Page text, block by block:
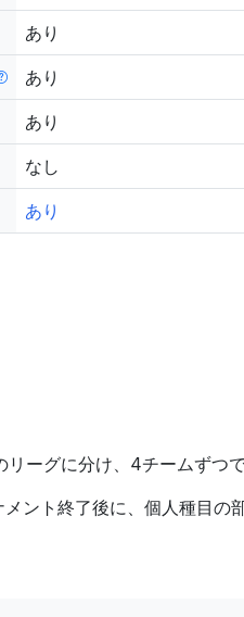
あり
あり
あり
なし
あり
リーグに分け、4チームずつ
ント終了後に、個人種目の